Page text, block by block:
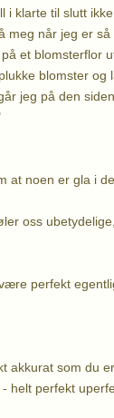
i klarte til slutt
når jeg er
et blomsterflor
blomster og
jeg på den
at noen er gla i
oss
perfekt
akkurat som du
helt perfekt